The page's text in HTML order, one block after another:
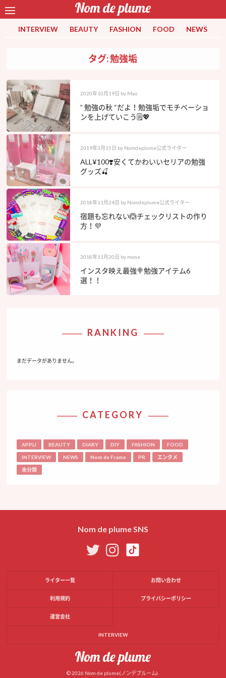
INTERVIEW BEAUTY FASHION FOOD NEWS
タグ: 勉強垢
2020年10月19日 by Mao
” 勉強の秋 “だよ！勉強垢でモチベーショ
ンを上げていこう🗒💖
2019年3月15日 by Nomdeplume公式ライター
ALL¥100❣️安くてかわいいセリアの勉強
グッズ🍒
2018年11月24日 by Nomdeplume公式ライター
宿題も忘れない🙆チェックリストの作り
方！💜
2018年11月20日 by mone
インスタ映え最強🍭勉強アイテム6
選！！
RANKING
まだデータがありません。
CATEGORY
APPLI BEAUTY DIARY DIY FASHION FOOD
INTERVIEW NEWS Nom de Frame PR エンタメ
未分類
Nom de plume SNS
ライター一覧 お問い合わせ
利用規約 プライバシーポリシー
運営会社
INTERVIEW
© 2026 Nom de plume(ノンデプルーム).